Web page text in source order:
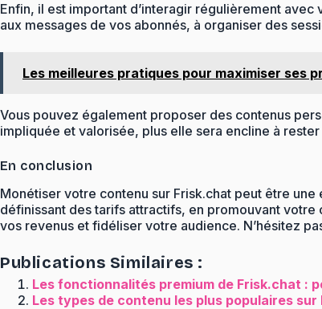
Enfin, il est important d’interagir régulièrement
aux messages de vos abonnés, à organiser des
Les meilleures pratiques pour maximiser ses
Vous pouvez également proposer des contenus
impliquée et valorisée, plus elle sera encline à
En conclusion
Monétiser votre contenu sur Frisk.chat peut être
définissant des tarifs attractifs, en promouvant
vos revenus et fidéliser votre audience. N’hésitez
Publications Similaires :
Les fonctionnalités premium de Frisk.chat :
Les types de contenu les plus populaires sur